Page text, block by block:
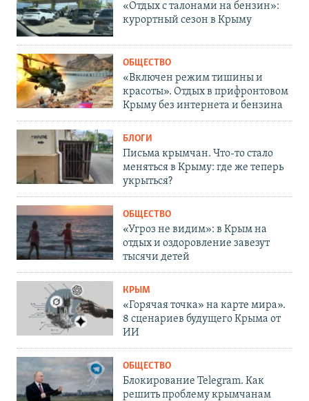
«Отдых с талонами на бензин»:
курортный сезон в Крыму
ОБЩЕСТВО
«Включен режим тишины и
красоты». Отдых в прифронтовом
Крыму без интернета и бензина
БЛОГИ
Письма крымчан. Что-то стало
меняться в Крыму: где же теперь
укрыться?
ОБЩЕСТВО
«Угроз не видим»: в Крым на
отдых и оздоровление завезут
тысячи детей
КРЫМ
«Горячая точка» на карте мира».
8 сценариев будущего Крыма от
ИИ
ОБЩЕСТВО
Блокирование Telegram. Как
решить проблему крымчанам